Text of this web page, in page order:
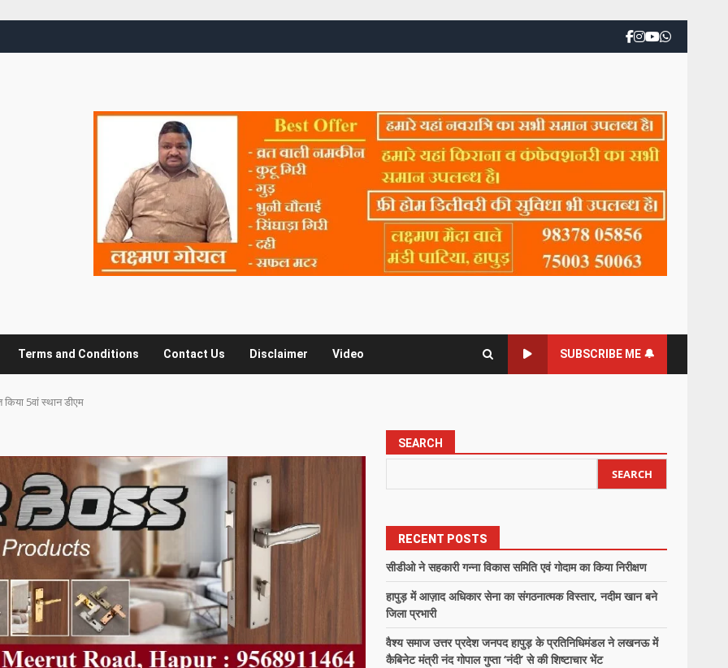
Terms and Conditions Contact Us Disclaimer Video SUBSCRIBE ME 🔔
5वां स्थान डीएम
SEARCH
SEARCH
RECENT POSTS
सीडीओ ने सहकारी गन्ना विकास समिति एवं गोदाम का किया निरीक्षण
हापुड़ में आज़ाद अधिकार सेना का संगठनात्मक विस्तार, नदीम खान बने
जिला प्रभारी
वैश्य समाज उत्तर प्रदेश जनपद हापुड़ के प्रतिनिधिमंडल ने लखनऊ में
कैबिनेट मंत्री नंद गोपाल गुप्ता ‘नंदी’ से की शिष्टाचार भेंट